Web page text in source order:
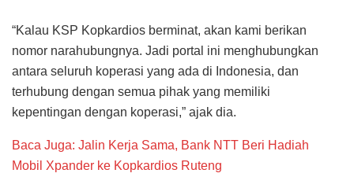
Ketua PSE Puspas Keuskupan Ruteng, Romo Robert
Pelita, yang mewakili Uskup Ruteng mengatakan,
pencapaian yang diraih KSP Kopkardios merupakan hasil
dari kerja keras para pengurus, pengawas, manager, staf
dan anggota.
“Tentu capaian ini melewati suka duka, pahit dan getirnya,
kerja para pengurus, pengawas, manager dan anggota